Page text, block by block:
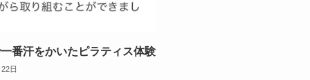
番汗をかいたピラティス体験
日